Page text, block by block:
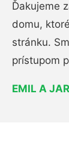
Ďakujeme
domu,
stránku.
prístupom
EMIL A